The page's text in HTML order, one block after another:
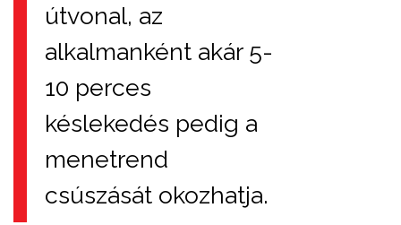
útvonal, az
alkalmanként akár 5-
10 perces
késlekedés pedig a
menetrend
csúszását okozhatja.